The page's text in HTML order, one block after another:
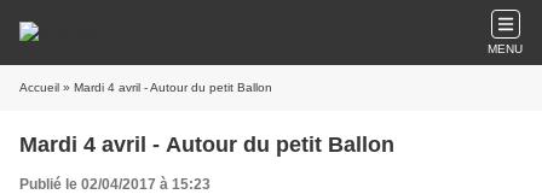
MENU
Accueil » Mardi 4 avril - Autour du petit Ballon
Mardi 4 avril - Autour du petit Ballon
Publié le 02/04/2017 à 15:23